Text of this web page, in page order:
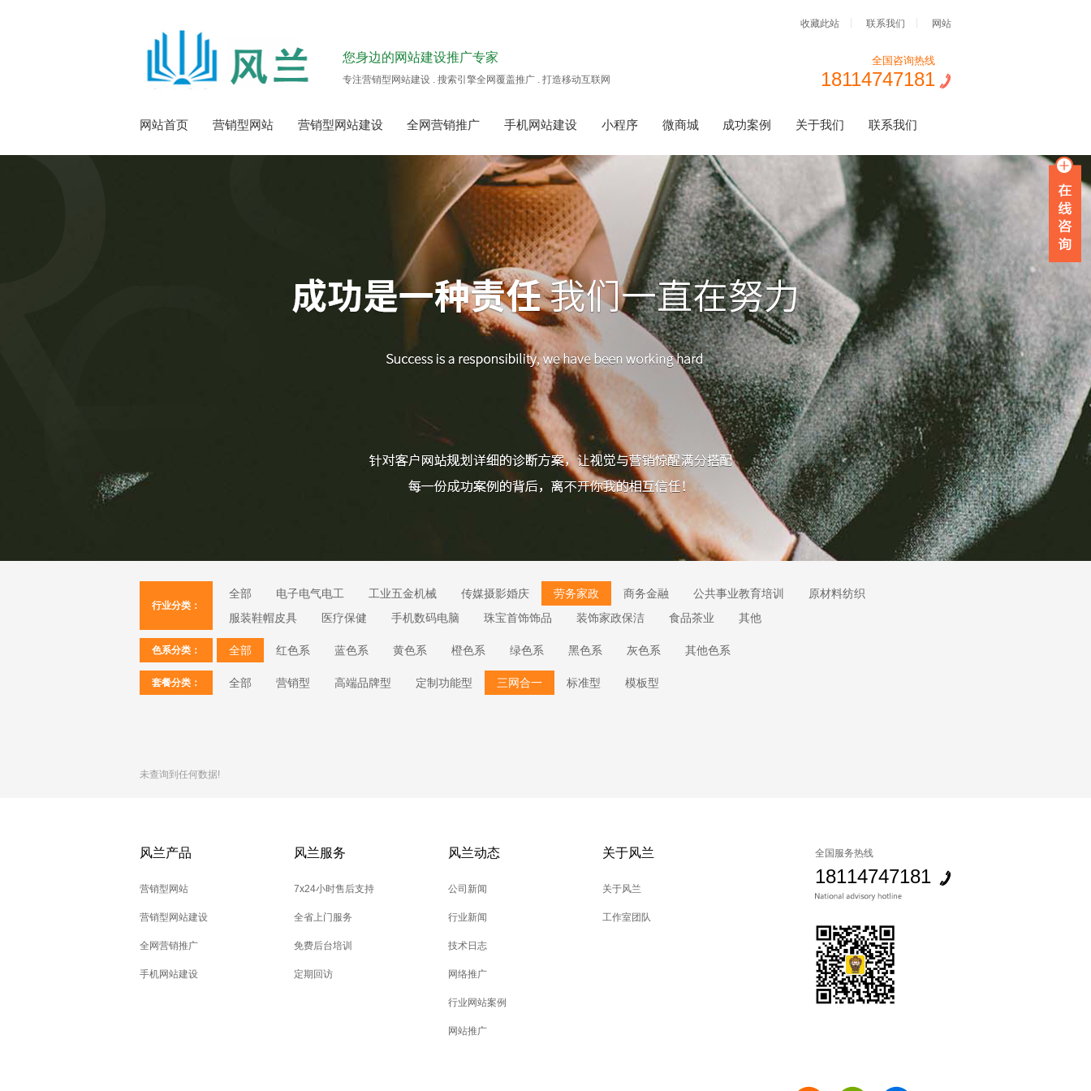
收藏此站 联系我们 网站
您身边的网站建设推广专家
专注营销型网站建设 . 搜索引擎全网覆盖推广 . 打造移动互联网
全国咨询热线
18114747181
网站首页 营销型网站 营销型网站建设 全网营销推广 手机网站建设 小程序 微商城 成功案例 关于我们 联系我们
行业分类：
全部 电子电气电工 工业五金机械 传媒摄影婚庆 劳务家政 商务金融 公共事业教育培训
原材料纺织
服装鞋帽皮具
医疗保健 手机数码电脑 珠宝首饰饰品 装饰家政保洁 食品茶业 其他
色系分类： 全部 红色系 蓝色系 黄色系 橙色系 绿色系 黑色系 灰色系 其他色系
套餐分类： 全部 营销型 高端品牌型 定制功能型 三网合一 标准型 模板型
未查询到任何数据!
风兰产品
营销型网站
营销型网站建设
全网营销推广
手机网站建设
风兰服务
7x24小时售后支持
全省上门服务
免费后台培训
定期回访
风兰动态
公司新闻
行业新闻
技术日志
网络推广
行业网站案例
网站推广
关于风兰
关于风兰
工作室团队
全国服务热线
18114747181